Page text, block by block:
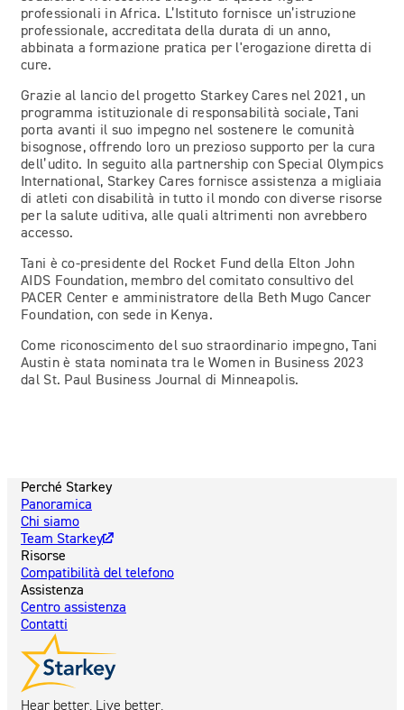
professionali in Africa. L’Istituto fornisce un’istruzione
professionale, accreditata della durata di un anno,
abbinata a formazione pratica per l'erogazione diretta di
cure.
Grazie al lancio del progetto Starkey Cares nel 2021, un
programma istituzionale di responsabilità sociale, Tani
porta avanti il suo impegno nel sostenere le comunità
bisognose, offrendo loro un prezioso supporto per la cura
dell’udito. In seguito alla partnership con Special Olympics
International, Starkey Cares fornisce assistenza a migliaia
di atleti con disabilità in tutto il mondo con diverse risorse
per la salute uditiva, alle quali altrimenti non avrebbero
accesso.
Tani è co-presidente del Rocket Fund della Elton John
AIDS Foundation, membro del comitato consultivo del
PACER Center e amministratore della Beth Mugo Cancer
Foundation, con sede in Kenya.
Come riconoscimento del suo straordinario impegno, Tani
Austin è stata nominata tra le Women in Business 2023
dal St. Paul Business Journal di Minneapolis.
Perché Starkey
Panoramica
Chi siamo
Team Starkey
Risorse
Compatibilità del telefono
Assistenza
Centro assistenza
Contatti
Hear better. Live better.